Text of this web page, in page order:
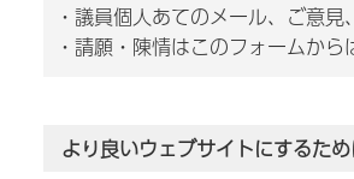
・議員個人あてのメール、ご意見
・請願・陳情はこのフォームか
より良いウェブサイトにするた